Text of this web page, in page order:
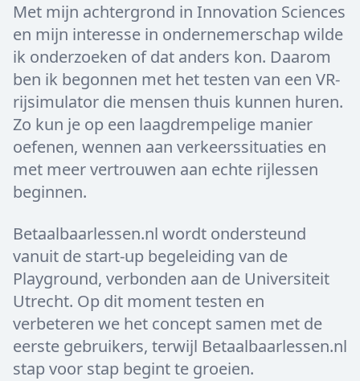
Met mijn achtergrond in Innovation Sciences
en mijn interesse in ondernemerschap wilde
ik onderzoeken of dat anders kon. Daarom
ben ik begonnen met het testen van een VR-
rijsimulator die mensen thuis kunnen huren.
Zo kun je op een laagdrempelige manier
oefenen, wennen aan verkeerssituaties en
met meer vertrouwen aan echte rijlessen
beginnen.
Betaalbaarlessen.nl wordt ondersteund
vanuit de start-up begeleiding van de
Playground, verbonden aan de Universiteit
Utrecht. Op dit moment testen en
verbeteren we het concept samen met de
eerste gebruikers, terwijl Betaalbaarlessen.nl
stap voor stap begint te groeien.